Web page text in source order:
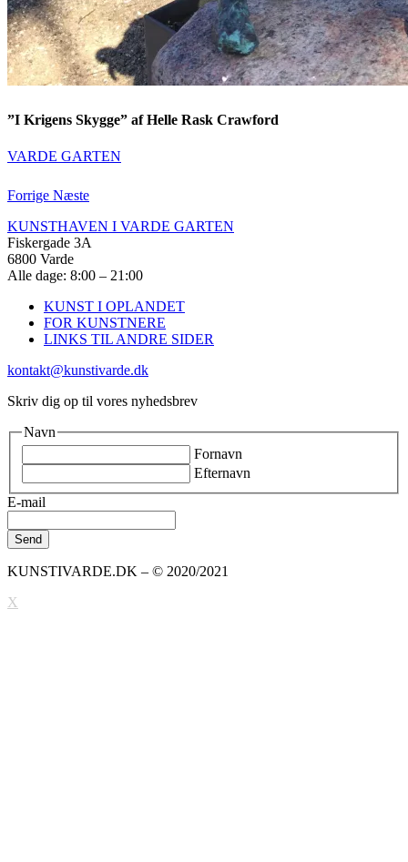
”I Krigens Skygge” af Helle Rask Crawford
VARDE GARTEN
Forrige Næste
KUNSTHAVEN I VARDE GARTEN
Fiskergade 3A
6800 Varde
Alle dage: 8:00 – 21:00
KUNST I OPLANDET
FOR KUNSTNERE
LINKS TIL ANDRE SIDER
kontakt@kunstivarde.dk
Skriv dig op til vores nyhedsbrev
Navn
Fornavn
Efternavn
E-mail
KUNSTIVARDE.DK – © 2020/2021
X